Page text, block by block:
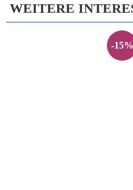
WEITERE
-15%